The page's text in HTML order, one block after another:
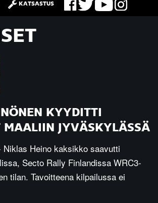
KATSASTUS
KYYDITTI
MAALIIN JYVÄSKYLÄSSÄ
Niklas Heino kaksikko saavutti
Secto Rally Finlandissa WRC3-
tilan. Tavoitteena kilpailussa ei